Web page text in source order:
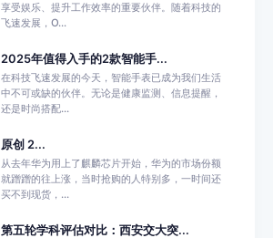
享受娱乐、提升工作效率的重要伙伴。随着科技的
飞速发展，O...
2025年值得入手的2款智能手...
在科技飞速发展的今天，智能手表已成为我们生活
中不可或缺的伙伴。无论是健康监测、信息提醒，
还是时尚搭配...
原创 2...
从去年华为用上了麒麟芯片开始，华为的市场份额
就蹭蹭的往上涨，当时抢购的人特别多，一时间还
买不到现货，...
第五轮学科评估对比：西安交大突...